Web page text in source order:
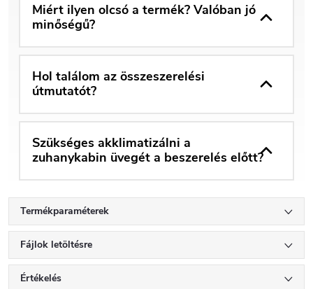
Miért ilyen olcsó a termék? Valóban jó
minőségű?
Hol találom az összeszerelési
útmutatót?
Szükséges akklimatizálni a
zuhanykabin üvegét a beszerelés előtt?
Termékparaméterek
Fájlok letöltésre
Értékelés